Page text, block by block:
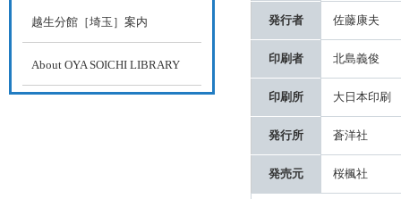
発行者 佐藤康夫
印刷者 北島義俊
印刷所 大日本印刷
発行所 蒼洋社
発売元 桜楓社
越生分館［埼玉］案内
About OYA SOICHI LIBRARY